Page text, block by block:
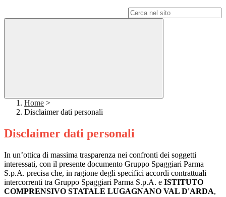
Home >
Disclaimer dati personali
Disclaimer dati personali
In un’ottica di massima trasparenza nei confronti dei soggetti
interessati, con il presente documento Gruppo Spaggiari Parma
S.p.A. precisa che, in ragione degli specifici accordi contrattuali
intercorrenti tra Gruppo Spaggiari Parma S.p.A. e ISTITUTO
COMPRENSIVO STATALE LUGAGNANO VAL D'ARDA,